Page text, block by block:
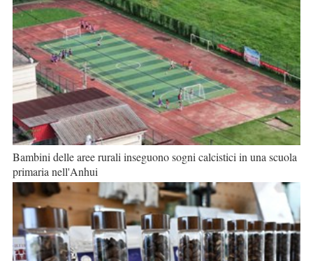
Bambini delle aree rurali inseguono sogni calcistici in una scuola
primaria nell'Anhui